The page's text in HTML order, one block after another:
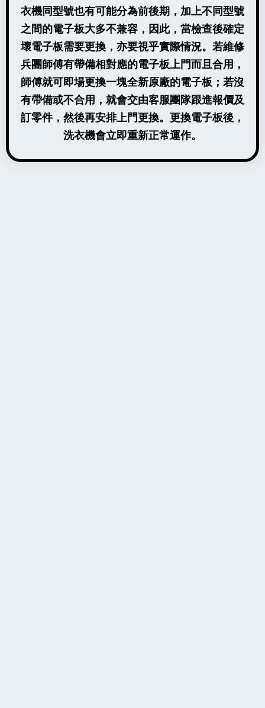
衣機同型號也有可能分為前後期，加上不同型號
之間的電子板大多不兼容，因此，當檢查後確定
壞電子板需要更換，亦要視乎實際情況。若維修
兵團師傅有帶備相對應的電子板上門而且合用，
師傅就可即場更換一塊全新原廠的電子板；若沒
有帶備或不合用，就會交由客服團隊跟進報價及
訂零件，然後再安排上門更換。更換電子板後，
洗衣機會立即重新正常運作。